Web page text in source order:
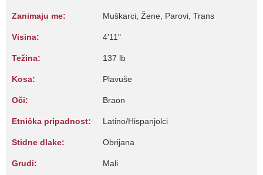
Zanimaju me: Muškarci, Žene, Parovi, Trans
Visina: 4'11"
Težina: 137 lb
Kosa: Plavuše
Oči: Braon
Etnička pripadnost: Latino/Hispanjolci
Stidne dlake: Obrijana
Grudi: Mali